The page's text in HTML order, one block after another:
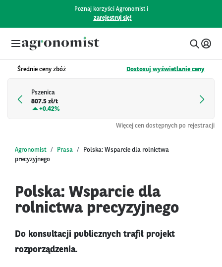
Poznaj korzyści Agronomist i
zarejestruj się!
Średnie ceny zbóż Dostosuj wyświetlanie ceny
Pszenica
807.5 zł/t
+0.42%
Więcej cen dostępnych po rejestracji
Agronomist Prasa
Polska: Wsparcie dla rolnictwa
precyzyjnego
Polska: Wsparcie dla
rolnictwa precyzyjnego
Do konsultacji publicznych trafił projekt
rozporządzenia.